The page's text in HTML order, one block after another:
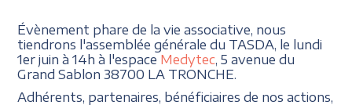
Évènement phare de la vie associative, nous
tiendrons l'assemblée générale du TASDA, le lundi
1er juin à 14h à l'espace Medytec , 5 avenue du
Grand Sablon 38700 LA TRONCHE.
Adhérents, partenaires, bénéficiaires de nos actions,